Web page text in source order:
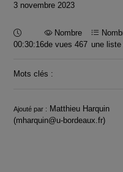
3 novembre 2023
Durée :
00:30:16
Nombre
de vues 467 une
Mots clés :
Infos
Ajouté par : Matthieu Harquin
(mharquin@u-bordeaux.fr)